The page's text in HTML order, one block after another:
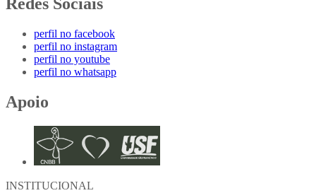
perfil no facebook
perfil no instagram
perfil no youtube
perfil no whatsapp
Apoio
INSTITUCIONAL